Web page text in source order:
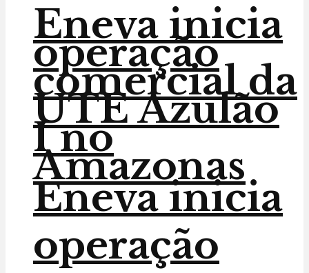
Eneva inicia
operação
comercial da
UTE Azulão
I no
Amazonas
Eneva inicia
operação